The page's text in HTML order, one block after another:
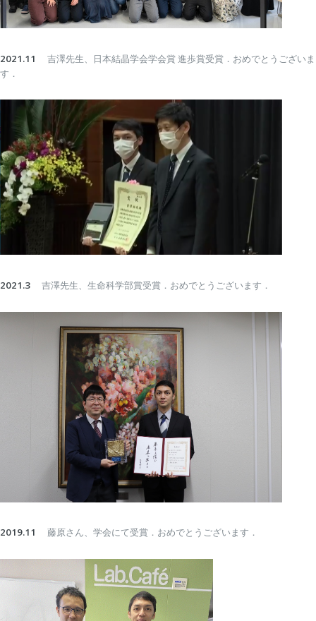
2021.11
吉澤先生、日本結晶学会学会賞 進歩賞受賞．おめでとうございま
す．
2021.3 吉澤先生、生命科学部賞受賞．おめでとうございます．
2019.11 藤原さん、学会にて受賞．おめでとうございます．